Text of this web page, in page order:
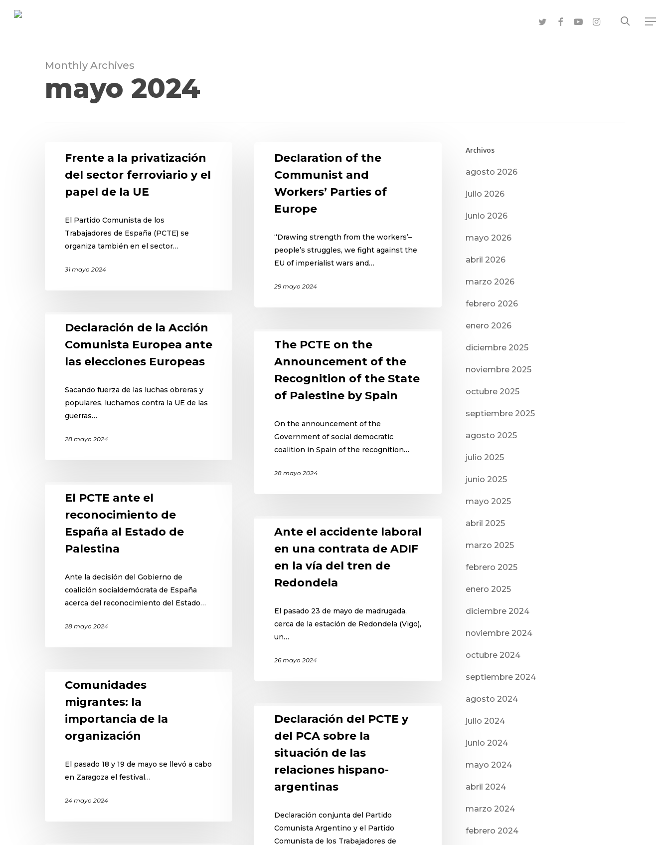
Hit enter to search or ESC to close
Menu
twitter facebookyoutubeinstagram search
Monthly Archives
mayo 2024
Frente a la privatización
del sector ferroviario y el
papel de la UE
El Partido Comunista de los
Trabajadores de España (PCTE) se
organiza también en el sector…
31 mayo 2024
Declaration of the
Communist and
Workers’ Parties of
Europe
“Drawing strength from the workers’–
people’s struggles, we fight against the
EU of imperialist wars and…
29 mayo 2024
Declaración de la Acción
Comunista Europea ante
las elecciones Europeas
Sacando fuerza de las luchas obreras y
populares, luchamos contra la UE de las
guerras…
28 mayo 2024
The PCTE on the
Announcement of the
Recognition of the State
of Palestine by Spain
On the announcement of the
Government of social democratic
coalition in Spain of the recognition…
28 mayo 2024
El PCTE ante el
reconocimiento de
España al Estado de
Palestina
Ante la decisión del Gobierno de
coalición socialdemócrata de España
acerca del reconocimiento del Estado…
28 mayo 2024
Ante el accidente laboral
en una contrata de ADIF
en la vía del tren de
Redondela
El pasado 23 de mayo de madrugada,
cerca de la estación de Redondela (Vigo),
un…
26 mayo 2024
Comunidades
migrantes: la
importancia de la
organización
El pasado 18 y 19 de mayo se llevó a cabo
en Zaragoza el festival…
24 mayo 2024
Declaración del PCTE y
del PCA sobre la
situación de las
relaciones hispano-
argentinas
Declaración conjunta del Partido
Comunista Argentino y el Partido
Comunista de los Trabajadores de
Archivos
agosto 2026
julio 2026
junio 2026
mayo 2026
abril 2026
marzo 2026
febrero 2026
enero 2026
diciembre 2025
noviembre 2025
octubre 2025
septiembre 2025
agosto 2025
julio 2025
junio 2025
mayo 2025
abril 2025
marzo 2025
febrero 2025
enero 2025
diciembre 2024
noviembre 2024
octubre 2024
septiembre 2024
agosto 2024
julio 2024
junio 2024
mayo 2024
abril 2024
marzo 2024
febrero 2024